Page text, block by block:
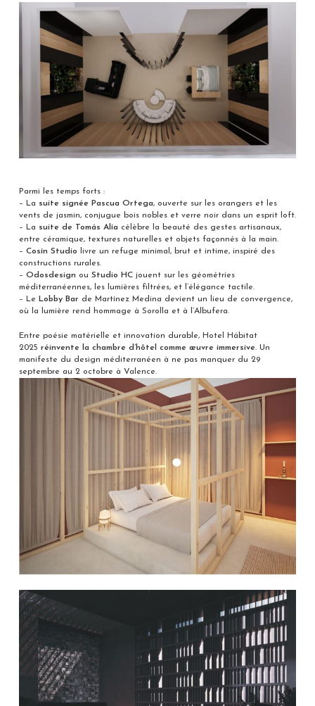
Parmi les temps forts :
– La suite signée Pascua Ortega, ouverte sur les orangers et les
vents de jasmin, conjugue bois nobles et verre noir dans un esprit loft.
– La suite de Tomás Alía célèbre la beauté des gestes artisanaux,
entre céramique, textures naturelles et objets façonnés à la main.
– Cosín Studio livre un refuge minimal, brut et intime, inspiré des
constructions rurales.
– Odosdesign ou Studio HCjouent sur les géométries
méditerranéennes, les lumières filtrées, et l’élégance tactile.
– Le Lobby Bar de Martínez Medina devient un lieu de convergence,
où la lumière rend hommage à Sorolla et à l’Albufera.
Entre poésie matérielle et innovation durable, Hotel Hábitat
2025 réinvente la chambre d’hôtel comme œuvre immersive. Un
manifeste du design méditerranéen à ne pas manquer du 29
septembre au 2 octobre à Valence.